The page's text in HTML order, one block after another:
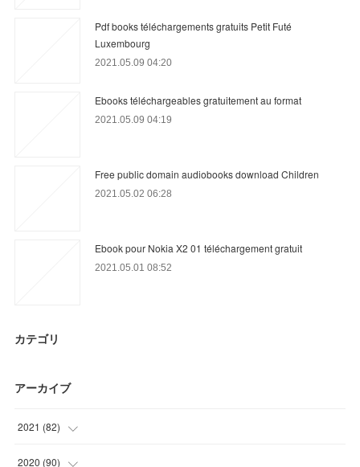
Pdf books téléchargements gratuits Petit Futé
Luxembourg
2021.05.09 04:20
Ebooks téléchargeables gratuitement au format
2021.05.09 04:19
Free public domain audiobooks download Children
2021.05.02 06:28
Ebook pour Nokia X2 01 téléchargement gratuit
2021.05.01 08:52
カテゴリ
アーカイブ
2021 (82)
(7
2020 (90)